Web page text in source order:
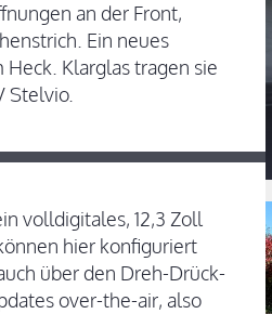
an der Front,
Ein neues
Klarglas tragen sie
Stelvio.
volldigitales, 12,3 Zoll
hier konfiguriert
über den Dreh-Drück-
over-the-air, also